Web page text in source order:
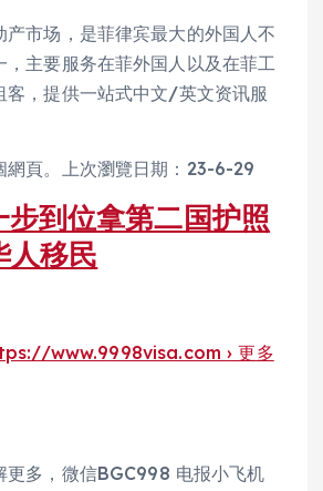
产市场，是菲律宾最大的外国人不
，主要服务在菲外国人以及在菲工
客，提供一站式中文/英文资讯服
網頁。上次瀏覽日期：23-6-29
到位拿第二国护照
人移民
www.9998visa.com › 更多
更多，微信BGC998 电报小飞机